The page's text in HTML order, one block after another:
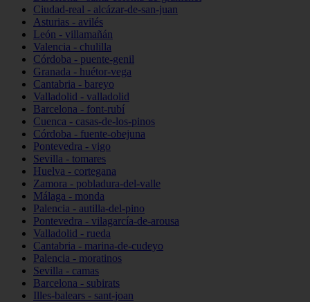
Ciudad-real - alcázar-de-san-juan
Asturias - avilés
León - villamañán
Valencia - chulilla
Córdoba - puente-genil
Granada - huétor-vega
Cantabria - bareyo
Valladolid - valladolid
Barcelona - font-rubí
Cuenca - casas-de-los-pinos
Córdoba - fuente-obejuna
Pontevedra - vigo
Sevilla - tomares
Huelva - cortegana
Zamora - pobladura-del-valle
Málaga - monda
Palencia - autilla-del-pino
Pontevedra - vilagarcía-de-arousa
Valladolid - rueda
Cantabria - marina-de-cudeyo
Palencia - moratinos
Sevilla - camas
Barcelona - subirats
Illes-balears - sant-joan